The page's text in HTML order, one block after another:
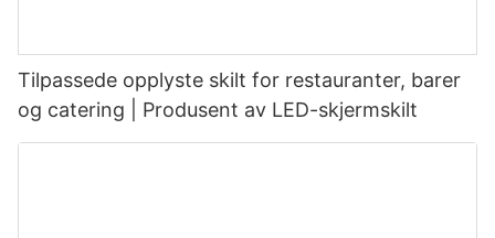
Tilpassede opplyste skilt for restauranter, barer
og catering | Produsent av LED-skjermskilt